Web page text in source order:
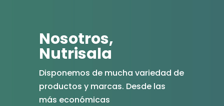
Nosotros,
Nutrisala
Disponemos de mucha variedad de
productos y marcas. Desde las
más económicas